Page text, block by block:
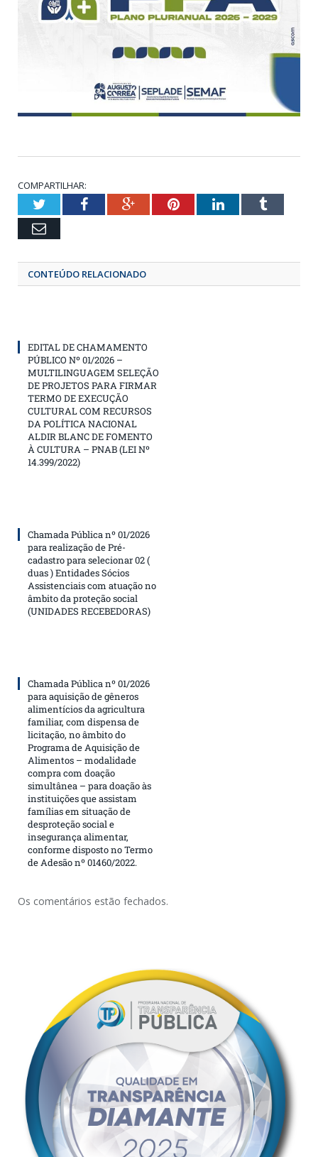
COMPARTILHAR:
TwitterFacebookGoogle+Pinterest
LinkedIn
Email
CONTEÚDO RELACIONADO
EDITAL DE CHAMAMENTO
PÚBLICO Nº 01/2026 –
MULTILINGUAGEM SELEÇÃO
DE PROJETOS PARA FIRMAR
TERMO DE EXECUÇÃO
CULTURAL COM RECURSOS
DA POLÍTICA NACIONAL
ALDIR BLANC DE FOMENTO
À CULTURA – PNAB (LEI Nº
14.399/2022)
Chamada Pública nº 01/2026
para realização de Pré-
cadastro para selecionar 02 (
duas ) Entidades Sócios
Assistenciais com atuação no
âmbito da proteção social
(UNIDADES RECEBEDORAS)
Chamada Pública nº 01/2026
para aquisição de gêneros
alimentícios da agricultura
familiar, com dispensa de
licitação, no âmbito do
Programa de Aquisição de
Alimentos – modalidade
compra com doação
simultânea – para doação às
instituições que assistam
famílias em situação de
desproteção social e
insegurança alimentar,
conforme disposto no Termo
de Adesão nº 01460/2022.
Os comentários estão fechados.